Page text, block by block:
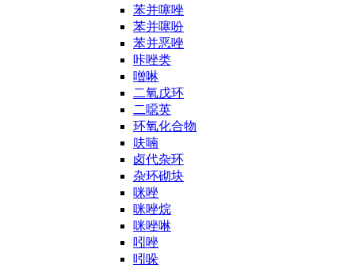
苯并噻唑
苯并噻吩
苯并恶唑
咔唑类
噌啉
二氧戊环
二噁英
环氧化合物
呋喃
卤代杂环
杂环砌块
咪唑
咪唑烷
咪唑啉
吲唑
吲哚